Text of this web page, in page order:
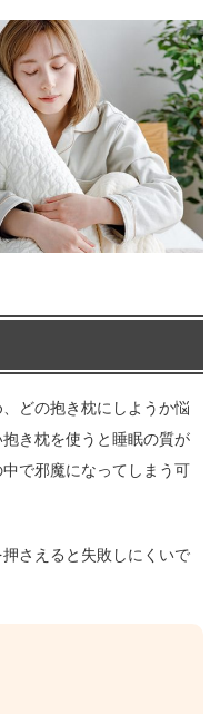
どの抱き枕にしようか悩
き枕を使うと睡眠の質が
で邪魔になってしまう可
さえると失敗しにくいで